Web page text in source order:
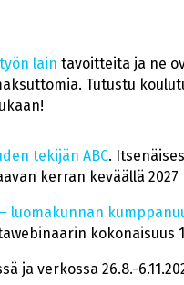
lain tavoitteita ja ne
Tutustu
tekijän ABC.
kerran keväällä 2027
luomakunnan
kokonaisuus
ja verkossa 26.8.-